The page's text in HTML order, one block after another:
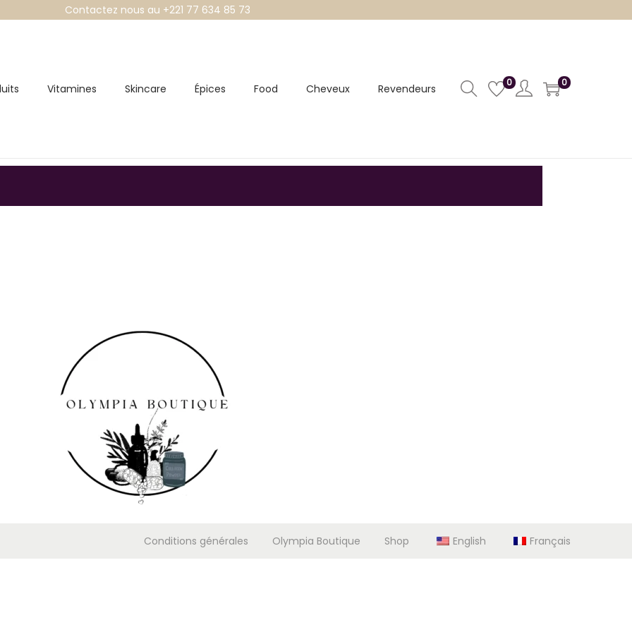
Contactez nous au +221 77 634 85 73
Vitamines Skincare Épices Food Cheveux Revendeurs 0 0
Conditions générales Olympia Boutique Shop English Français